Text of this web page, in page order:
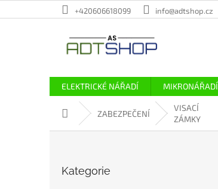
na
+420606618099 info@adtshop.cz
ELEKTRICKÉ NÁŘADÍ MIKRONÁŘADÍ
Domů ZABEZPEČENÍ
VISACÍ
ZÁMKY
kategorie
Kategorie